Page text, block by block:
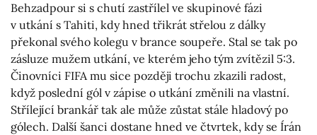
Behzadpour si s chutí zastřílel ve skupinové fázi
v utkání s Tahiti, kdy hned třikrát střelou z dálky
překonal svého kolegu v brance soupeře. Stal se tak po
zásluze mužem utkání, ve kterém jeho tým zvítězil 5:3.
Činovníci FIFA mu sice později trochu zkazili radost,
když poslední gól v zápise o utkání změnili na vlastní.
Střílející brankář tak ale může zůstat stále hladový po
gólech. Další šanci dostane hned ve čtvrtek, kdy se Írán